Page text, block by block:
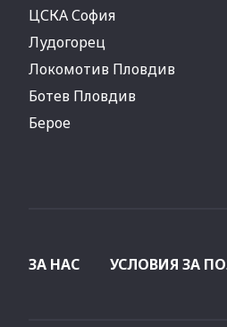
ЦСКА София
Лудогорец
Локомотив Пловдив
Ботев Пловдив
Берое
ЗА НАС УСЛОВИЯ ЗА